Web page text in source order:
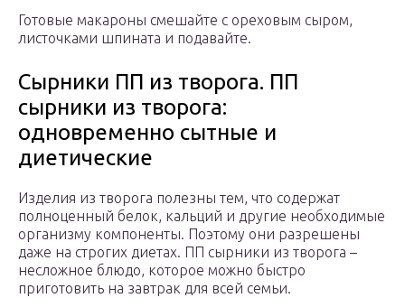
Готовые макароны смешайте с ореховым сыром,
листочками шпината и подавайте.
Сырники ПП из творога. ПП
сырники из творога:
одновременно сытные и
диетические
Изделия из творога полезны тем, что содержат
полноценный белок, кальций и другие необходимые
организму компоненты. Поэтому они разрешены
даже на строгих диетах. ПП сырники из творога –
несложное блюдо, которое можно быстро
приготовить на завтрак для всей семьи.